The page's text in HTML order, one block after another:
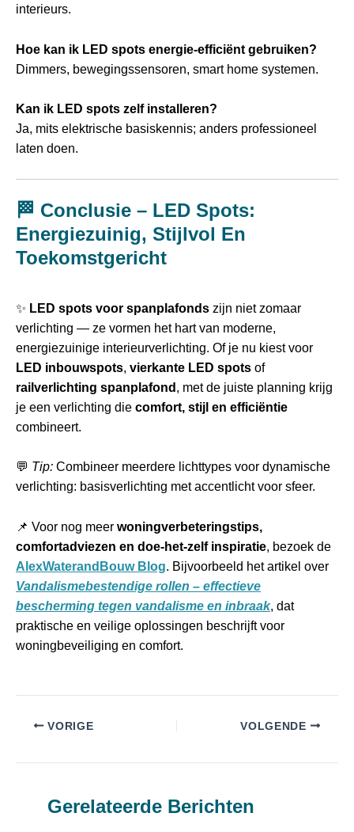
interieurs.
Hoe kan ik LED spots energie-efficiënt gebruiken?
Dimmers, bewegingssensoren, smart home systemen.
Kan ik LED spots zelf installeren?
Ja, mits elektrische basiskennis; anders professioneel
laten doen.
🏁 Conclusie – LED Spots:
Energiezuinig, Stijlvol En
Toekomstgericht
✨ LED spots voor spanplafonds zijn niet zomaar
verlichting — ze vormen het hart van moderne,
energiezuinige interieurverlichting. Of je nu kiest voor
LED inbouwspots, vierkante LED spots of
railverlichting spanplafond , met de juiste planning krijg
je een verlichting die comfort, stijl en efficiëntie
combineert.
💬 Tip: Combineer meerdere lichttypes voor dynamische
verlichting: basisverlichting met accentlicht voor sfeer.
📌 Voor nog meer woningverbeteringstips,
comfortadviezen en doe-het-zelf inspiratie, bezoek de
AlexWaterandBouw Blog. Bijvoorbeeld het artikel over
Vandalismebestendige rollen – effectieve
bescherming tegen vandalisme en inbraak, dat
praktische en veilige oplossingen beschrijft voor
woningbeveiliging en comfort.
VORIGE VOLGENDE
Gerelateerde Berichten